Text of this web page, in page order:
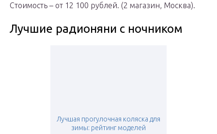
Стоимость – от 12 100 рублей. (2 магазин, Москва).
Лучшие радионяни с ночником
Лучшая прогулочная коляска для
зимы: рейтинг моделей